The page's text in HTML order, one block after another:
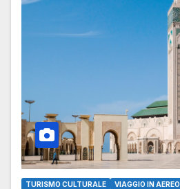
TURISMO CULTURALE VIAGGIO IN AEREO